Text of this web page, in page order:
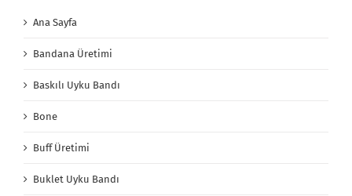
Ana Sayfa
Bandana Üretimi
Baskılı Uyku Bandı
Bone
Buff Üretimi
Buklet Uyku Bandı